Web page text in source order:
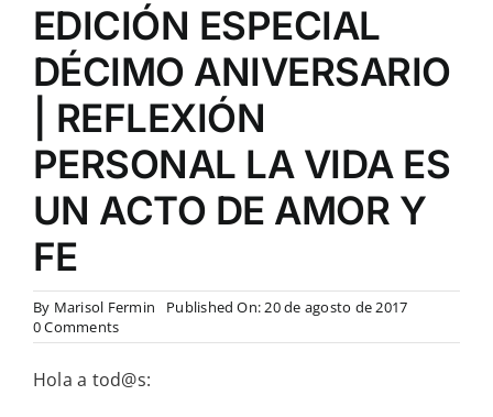
EDICIÓN ESPECIAL
DÉCIMO ANIVERSARIO
| REFLEXIÓN
PERSONAL LA VIDA ES
UN ACTO DE AMOR Y
FE
By Marisol Fermin
Published On: 20 de agosto de 2017
0 Commentson
EDICIÓN
DÉCIMO
Hola a tod@s: